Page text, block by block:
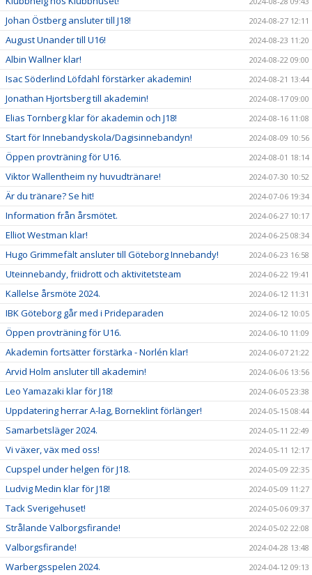
Johan Östberg ansluter till J18! 2024-08-27 12:11
August Unander till U16! 2024-08-23 11:20
Albin Wallner klar! 2024-08-22 09:00
Isac Söderlind Löfdahl förstärker akademin! 2024-08-21 13:44
Jonathan Hjortsberg till akademin! 2024-08-17 09:00
Elias Tornberg klar för akademin och J18! 2024-08-16 11:08
Start för Innebandyskola/Dagisinnebandyn! 2024-08-09 10:56
Öppen provträning för U16. 2024-08-01 18:14
Viktor Wallentheim ny huvudtränare! 2024-07-30 10:52
Är du tränare? Se hit! 2024-07-06 19:34
Information från årsmötet. 2024-06-27 10:17
Elliot Westman klar! 2024-06-25 08:34
Hugo Grimmefält ansluter till Göteborg Innebandy! 2024-06-23 16:58
Uteinnebandy, friidrott och aktivitetsteam 2024-06-22 19:41
Kallelse årsmöte 2024. 2024-06-12 11:31
IBK Göteborg går med i Prideparaden 2024-06-12 10:05
Öppen provträning för U16. 2024-06-10 11:09
Akademin fortsätter förstärka - Norlén klar! 2024-06-07 21:22
Arvid Holm ansluter till akademin! 2024-06-06 13:56
Leo Yamazaki klar för J18! 2024-06-05 23:38
Uppdatering herrar A-lag, Borneklint förlänger! 2024-05-15 08:44
Samarbetsläger 2024. 2024-05-11 22:49
Vi växer, väx med oss! 2024-05-11 12:17
Cupspel under helgen för J18. 2024-05-09 22:35
Ludvig Medin klar för J18! 2024-05-09 11:27
Tack Sverigehuset! 2024-05-06 09:37
Strålande Valborgsfirande! 2024-05-02 22:08
Valborgsfirande! 2024-04-28 13:48
Warbergsspelen 2024. 2024-04-12 09:13